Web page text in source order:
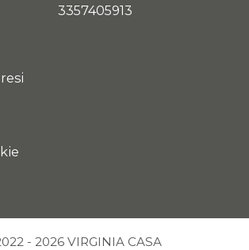
3357405913
- 2026 VIRGINIA CASA